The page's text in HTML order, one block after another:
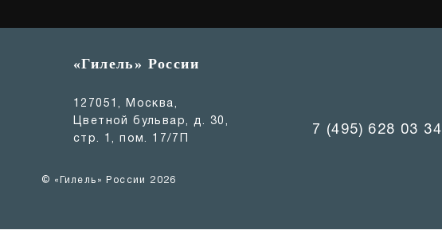
«Гилель» России
127051, Москва,
Цветной бульвар, д. 30,
стр. 1, пом. 17/7П
© «Гилель» России 2026
7 (495) 628 03 34